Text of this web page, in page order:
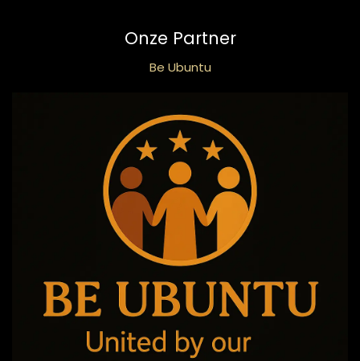
Onze Partner
Be Ubuntu